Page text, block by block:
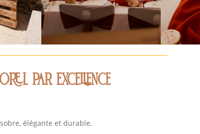
par excellence
élégante et durable.